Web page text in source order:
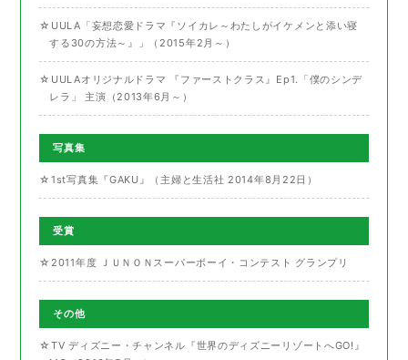
☆UULA「妄想恋愛ドラマ『ソイカレ～わたしがイケメンと添い寝
する30の方法～』」（2015年2月～）
☆UULAオリジナルドラマ 『ファーストクラス』Ep1.「僕のシンデ
レラ」 主演（2013年6月～）
写真集
☆1st写真集『GAKU』（主婦と生活社 2014年8月22日）
受賞
☆2011年度 ＪＵＮＯＮスーパーボーイ・コンテスト グランプリ
その他
☆TV ディズニー・チャンネル『世界のディズニーリゾートへGO!』